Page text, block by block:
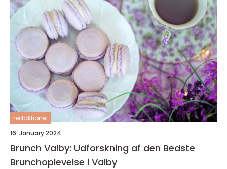
redaktionel
16. January 2024
Brunch Valby: Udforskning af den Bedste
Brunchoplevelse i Valby